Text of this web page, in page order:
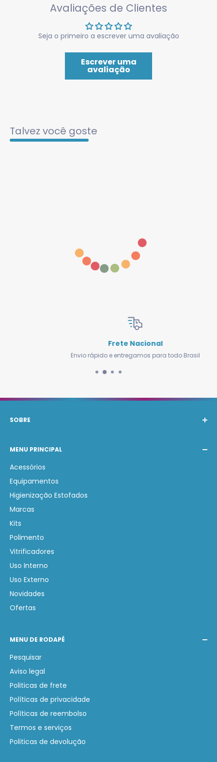
Avaliações de Clientes
Seja o primeiro a escrever uma avaliação
Escrever uma
avaliação
Talvez você goste
Frete Nacional
Envio rápido e entregamos para todo Brasil
SOBRE
melhores produtos nacionais e internacionais de
Estética Automotiva. Nosso compromisso é auxiliar na
lucratividade.
MENU PRINCIPAL
Acessórios
Equipamentos
Higienização Estofados
Marcas
Kits
Polimento
Vitrificadores
Uso Interno
Uso Externo
Novidades
Ofertas
MENU DE RODAPÉ
Pesquisar
Aviso legal
Politicas de frete
Políticas de privacidade
Políticas de reembolso
Termos e serviços
Politicas de devolução